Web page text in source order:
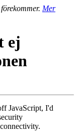
Mer
ej
JavaScript, I'd